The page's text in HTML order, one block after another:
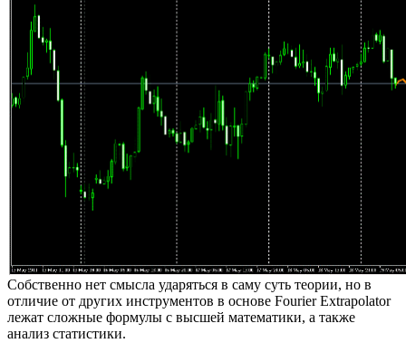
Собственно нет смысла ударяться в саму суть теории, но в
отличие от других инструментов в основе Fourier Extrapolator
лежат сложные формулы с высшей математики, а также
анализ статистики.